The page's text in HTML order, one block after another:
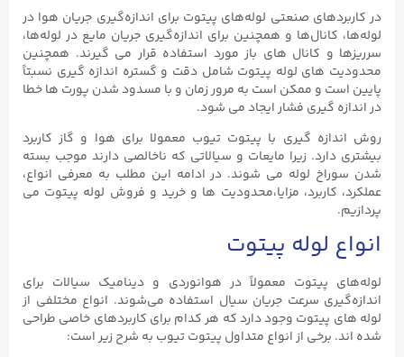
در کاربردهای صنعتی لوله‌های پیتوت برای اندازه‌گیری جریان هوا در
لوله‌ها، کانال‌ها و همچنین برای اندازه‌گیری جریان مایع در لوله‌ها،
سرریزها و کانال‌ های باز مورد استفاده قرار می گیرند. همچنین
محدودیت های لوله پیتوت شامل دقت و گستره اندازه گیری نسبتاً
پایین است و ممکن است به مرور زمان و با مسدود شدن پورت ها خطا
در اندازه گیری فشار ایجاد می شود.
روش اندازه گیری با پیتوت تیوب معمولا برای هوا و گاز کاربرد
بیشتری دارد. زیرا مایعات و سیالاتی که ناخالصی دارند موجب بسته
شدن سوراخ لوله می شوند. در ادامه این مطلب به معرفی انواع،
عملکرد، کاربرد، مزایا،محدودیت ها و خرید و فروش لوله پیتوت می
پردازیم.
انواع لوله پیتوت
لوله‌های پیتوت معمولاً در هوانوردی و دینامیک سیالات برای
اندازه‌گیری سرعت جریان سیال استفاده می‌شوند. انواع مختلفی از
لوله های پیتوت وجود دارد که هر کدام برای کاربردهای خاصی طراحی
شده اند. برخی از انواع متداول پیتوت تیوب به شرح زیر است: